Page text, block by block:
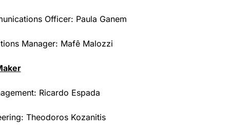
Officer: Paula Ganem
Manager: Mafê Malozzi
Ricardo Espada
Theodoros Kozanitis